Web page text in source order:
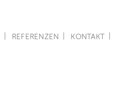
REFERENZEN KONTAKT